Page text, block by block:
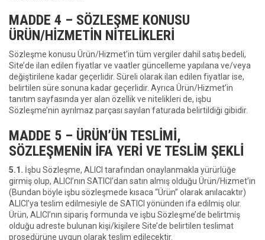
MADDE 4 – SÖZLEŞME KONUSU
ÜRÜN/HİZMETİN NİTELİKLERİ
Sözleşme konusu Ürün/Hizmet’in tüm vergiler dahil satış bedeli,
Site’de ilan edilen fiyatlar ve vaatler güncelleme yapılana ve/veya
değiştirilene kadar geçerlidir. Süreli olarak ilan edilen fiyatlar ise,
belirtilen süre sonuna kadar geçerlidir. Ayrıca Ürün/Hizmet’in
tanıtım sayfasında yer alan özellik ve nitelikleri de, işbu
Sözleşme’nin ayrılmaz parçası sayılan faturada belirtildiği gibidir.
MADDE 5 – ÜRÜN’ÜN TESLİMİ,
SÖZLEŞMENİN İFA YERİ VE TESLİM ŞEKLİ
5.1. İşbu Sözleşme, ALICI tarafından onaylanmakla yürürlüğe
girmiş olup, ALICI’nın SATICI’dan satın almış olduğu Ürün/Hizmet’in
(Bundan böyle işbu sözleşmede kısaca “Ürün” olarak anılacaktır)
ALICI’ya teslim edilmesiyle de SATICI yönünden ifa edilmiş olur.
Ürün, ALICI’nın sipariş formunda ve işbu Sözleşme’de belirtmiş
olduğu adreste bulunan kişi/kişilere Site’de belirtilen teslimat
prosedürüne uygun olarak teslim edilecektir.